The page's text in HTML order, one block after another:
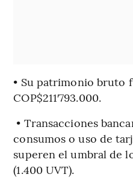
• Su patrimonio bruto
COP$211′793.000.
• Transacciones
consumos o uso de
superen el umbral de
(1.400 UVT).